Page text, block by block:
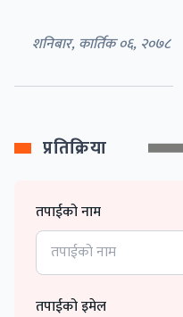
शनिबार, कार्तिक ०६, २०७८
प्रतिक्रिया
तपाईको नाम
तपाईको इमेल